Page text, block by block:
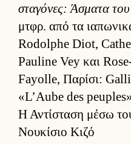
σταγόνες: Άσματα
μτ­φρ. από τα
Rodolphe Diot,
Pauline Vey και
Fayolle, Παρίσι:
«L’Aube des
Η Αντίσταση μέσω
Νουκίσιο Κιζό